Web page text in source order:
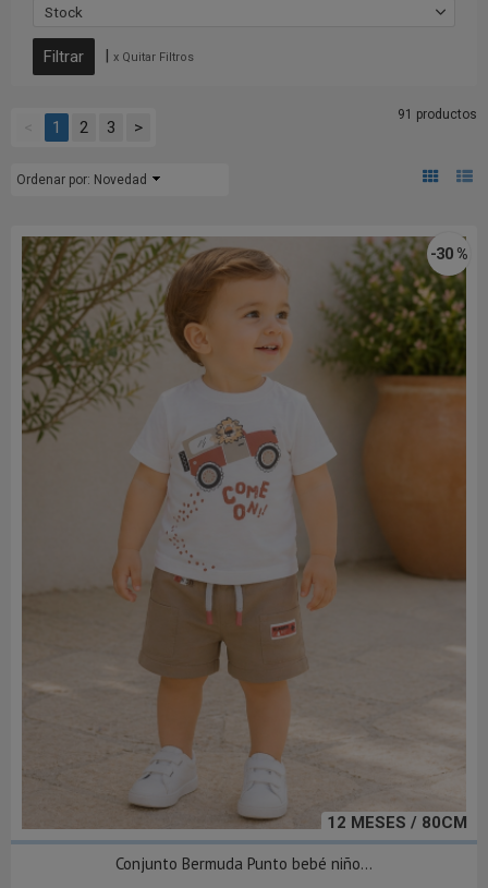
Stock
| x Quitar Filtros
1 2 3 >
91 productos
Ordenar por: Novedad
12 MESES / 80CM
-30 %
Conjunto Bermuda Punto bebé niño...